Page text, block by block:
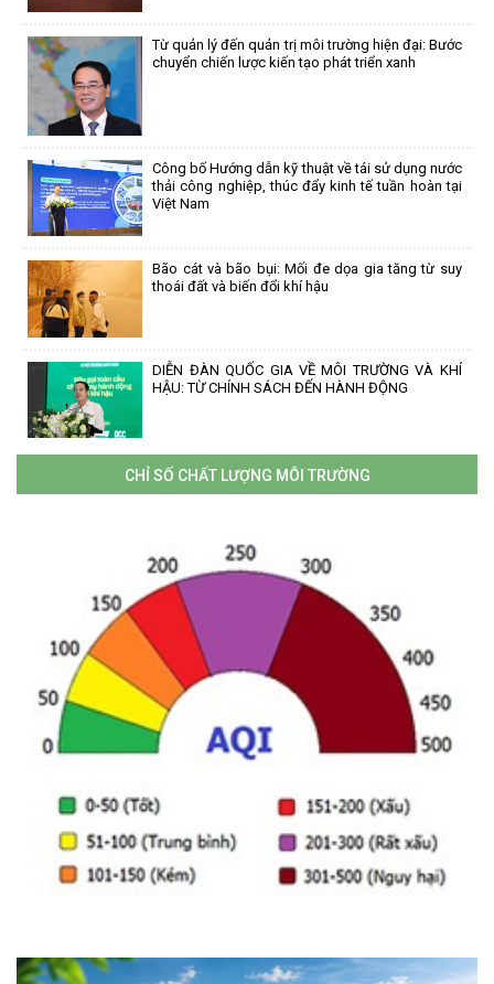
Từ quản lý đến quản trị môi trường hiện đại: Bước
chuyển chiến lược kiến tạo phát triển xanh
Công bố Hướng dẫn kỹ thuật về tái sử dụng nước
thải công nghiệp, thúc đẩy kinh tế tuần hoàn tại
Việt Nam
Bão cát và bão bụi: Mối đe dọa gia tăng từ suy
thoái đất và biến đổi khí hậu
DIỄN ĐÀN QUỐC GIA VỀ MÔI TRƯỜNG VÀ KHÍ
HẬU: TỪ CHÍNH SÁCH ĐẾN HÀNH ĐỘNG
CHỈ SỐ CHẤT LƯỢNG MÔI TRƯỜNG